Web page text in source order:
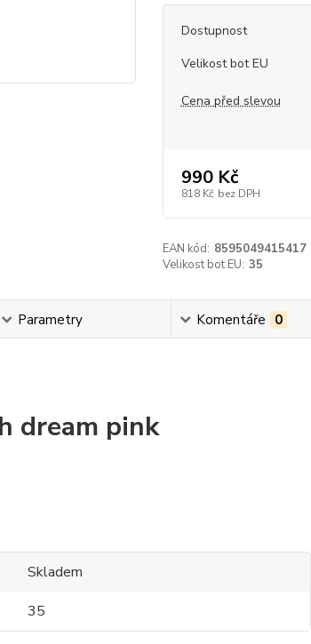
Dostupnost
Velikost bot EU
Cena před slevou
990 Kč
818 Kč bez DPH
EAN kód: 8595049415417
Velikost bot EU: 35
Parametry Komentáře 0
dream pink
Skladem
35